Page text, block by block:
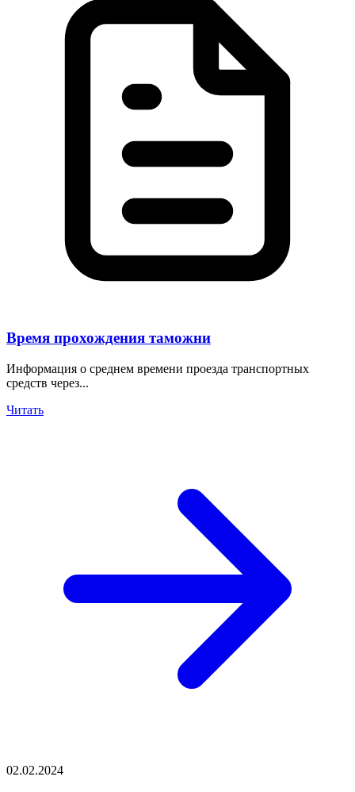
Время прохождения таможни
Информация о среднем времени проезда транспортных
средств через...
Читать
02.02.2024